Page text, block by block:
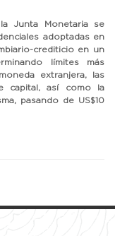
Junta Monetaria se
adoptadas en
crediticio en un
límites más
extranjera, las
capital, así como la
pasando de US$10